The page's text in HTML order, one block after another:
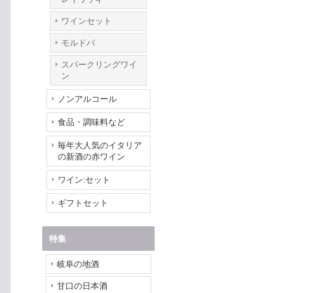
ワインセット
モルドバ
スパークリングワイ
ン
ノンアルコール
食品・調味料など
毎年大人気のイタリア
の新酒の赤ワイン
ワイン:セット
ギフトセット
特集
岐阜の地酒
甘口の日本酒